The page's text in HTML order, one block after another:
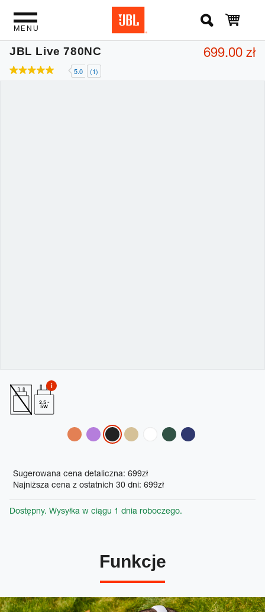
MENU
JBL Live 780NC
5.0 (1)
699.00 zł
Promotions
Sugerowana cena detaliczna: 699zł
Najniższa cena z ostatnich 30 dni: 699zł
Dostępny. Wysyłka w ciągu 1 dnia roboczego.
2.5 -
5W
Funkcje